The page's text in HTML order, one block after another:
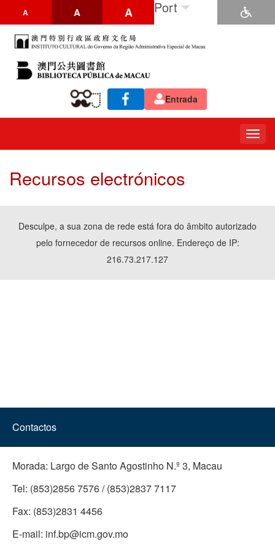
A A A Port
Entrada
Recursos electrónicos
Desculpe, a sua zona de rede está fora do âmbito autorizado
pelo fornecedor de recursos online. Endereço de IP:
216.73.217.127
Contactos
Morada: Largo de Santo Agostinho N.º 3, Macau
Tel: (853)2856 7576 / (853)2837 7117
Fax: (853)2831 4456
E-mail: inf.bp@icm.gov.mo